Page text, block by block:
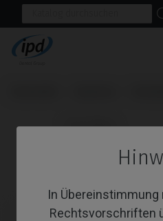
In
Rechtsvorschriften
                      CoCr Base